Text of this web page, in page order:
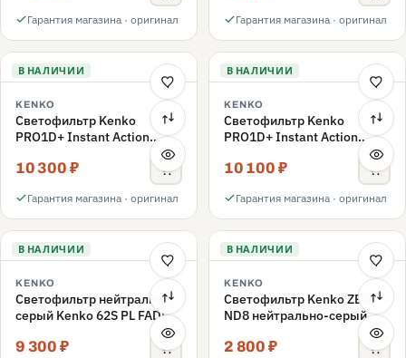
Гарантия магазина · оригинал Гарантия магазина · оригинал
В НАЛИЧИИ
KENKO
Светофильтр Kenko
PRO1D+ Instant Action
Variable NDX3-450+C-PLS
переменной плотности
10 300 ₽
Гарантия магазина · оригинал
В НАЛИЧИИ
KENKO
Светофильтр Kenko
PRO1D+ Instant Action
Variable NDX3-450+C-PL
переменной плотности
10 100 ₽
Гарантия магазина · оригинал
В НАЛИЧИИ
KENKO
Светофильтр нейтрально-
серый Kenko 62S PL FADER
с переменной плотностью
ND3-ND400 62mm
9 300 ₽
В НАЛИЧИИ
KENKO
Светофильтр Kenko ZETA
ND8 нейтрально-серый
2 800 ₽